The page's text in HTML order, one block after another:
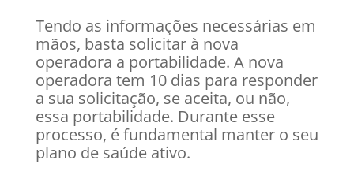
Tendo as informações necessárias em
mãos, basta solicitar à nova
operadora a portabilidade. A nova
operadora tem 10 dias para responder
a sua solicitação, se aceita, ou não,
essa portabilidade. Durante esse
processo, é fundamental manter o seu
plano de saúde ativo.